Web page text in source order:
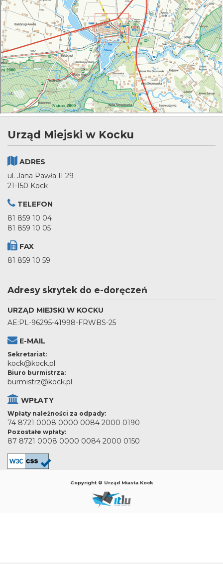
Urząd Miejski w Kocku
ADRES
ul. Jana Pawła II 29
21-150 Kock
TELEFON
81 859 10 04
81 859 10 05
FAX
81 859 10 59
Adresy skrytek do e-doręczeń
URZĄD MIEJSKI W KOCKU
AE:PL-96295-41998-FRWBS-25
E-MAIL
Sekretariat:
kock@kock.pl
Biuro burmistrza:
burmistrz@kock.pl
WPŁATY
Wpłaty należności za odpady:
74 8721 0008 0000 0084 2000 0190
Pozostałe wpłaty:
87 8721 0008 0000 0084 2000 0150
Copyright © Urząd Miasta Kock